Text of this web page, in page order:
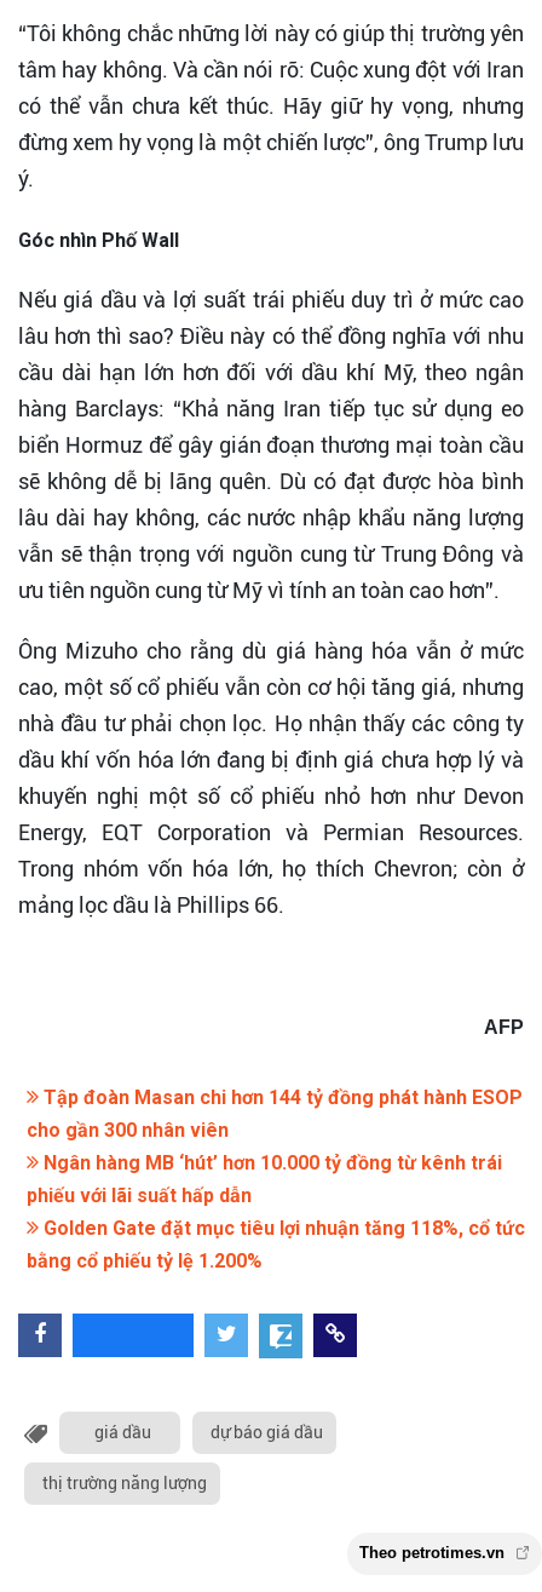
“Tôi không chắc những lời này có giúp thị trường yên
tâm hay không. Và cần nói rõ: Cuộc xung đột với Iran
có thể vẫn chưa kết thúc. Hãy giữ hy vọng, nhưng
đừng xem hy vọng là một chiến lược”, ông Trump lưu
ý.
Góc nhìn Phố Wall
Nếu giá dầu và lợi suất trái phiếu duy trì ở mức cao
lâu hơn thì sao? Điều này có thể đồng nghĩa với nhu
cầu dài hạn lớn hơn đối với dầu khí Mỹ, theo ngân
hàng Barclays: “Khả năng Iran tiếp tục sử dụng eo
biển Hormuz để gây gián đoạn thương mại toàn cầu
sẽ không dễ bị lãng quên. Dù có đạt được hòa bình
lâu dài hay không, các nước nhập khẩu năng lượng
vẫn sẽ thận trọng với nguồn cung từ Trung Đông và
ưu tiên nguồn cung từ Mỹ vì tính an toàn cao hơn”.
Ông Mizuho cho rằng dù giá hàng hóa vẫn ở mức
cao, một số cổ phiếu vẫn còn cơ hội tăng giá, nhưng
nhà đầu tư phải chọn lọc. Họ nhận thấy các công ty
dầu khí vốn hóa lớn đang bị định giá chưa hợp lý và
khuyến nghị một số cổ phiếu nhỏ hơn như Devon
Energy, EQT Corporation và Permian Resources.
Trong nhóm vốn hóa lớn, họ thích Chevron; còn ở
mảng lọc dầu là Phillips 66.
AFP
Tập đoàn Masan chi hơn 144 tỷ đồng phát hành ESOP
cho gần 300 nhân viên
Ngân hàng MB ‘hút’ hơn 10.000 tỷ đồng từ kênh trái
phiếu với lãi suất hấp dẫn
Golden Gate đặt mục tiêu lợi nhuận tăng 118%, cổ tức
bằng cổ phiếu tỷ lệ 1.200%
giá dầu dự báo giá dầu
thị trường năng lượng